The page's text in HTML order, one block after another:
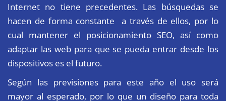
Internet no tiene precedentes. Las búsquedas se
hacen de forma constante a través de ellos, por lo
cual mantener el posicionamiento SEO, así como
adaptar las web para que se pueda entrar desde los
dispositivos es el futuro.
Según las previsiones para este año el uso será
mayor al esperado, por lo que un diseño para toda